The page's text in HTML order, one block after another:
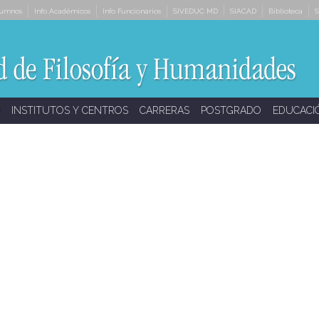
Info Académicos Info Funcionarios SIVEDUC MD SIACAD Biblioteca
INSTITUTOS Y CENTROS CARRERAS POSTGRADO